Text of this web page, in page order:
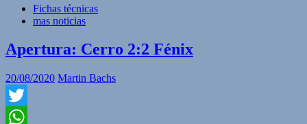
Fichas técnicas
mas noticias
Apertura: Cerro 2:2 Fénix
20/08/2020 Martin Bachs
Twitter